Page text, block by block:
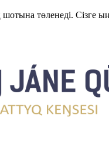
төленеді.